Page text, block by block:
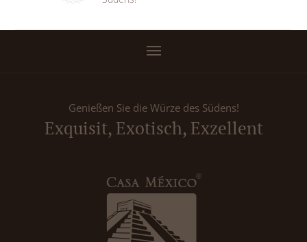
Genießen Sie die Würze des Südens!
Exquisit, Exotisch, Exzellent